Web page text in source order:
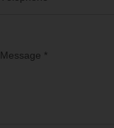
Message *